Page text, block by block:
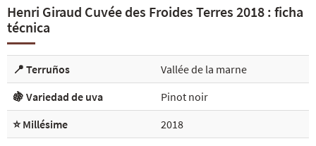
Henri Giraud Cuvée des Froides Terres 2018 : ficha
técnica
📍 Terruños
Vallée de la marne
🍇 Variedad de uva
Pinot noir
⭐ Millésime
2018